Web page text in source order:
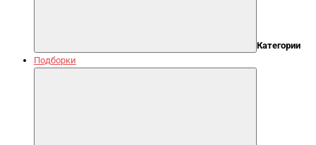
Категории
Подборки